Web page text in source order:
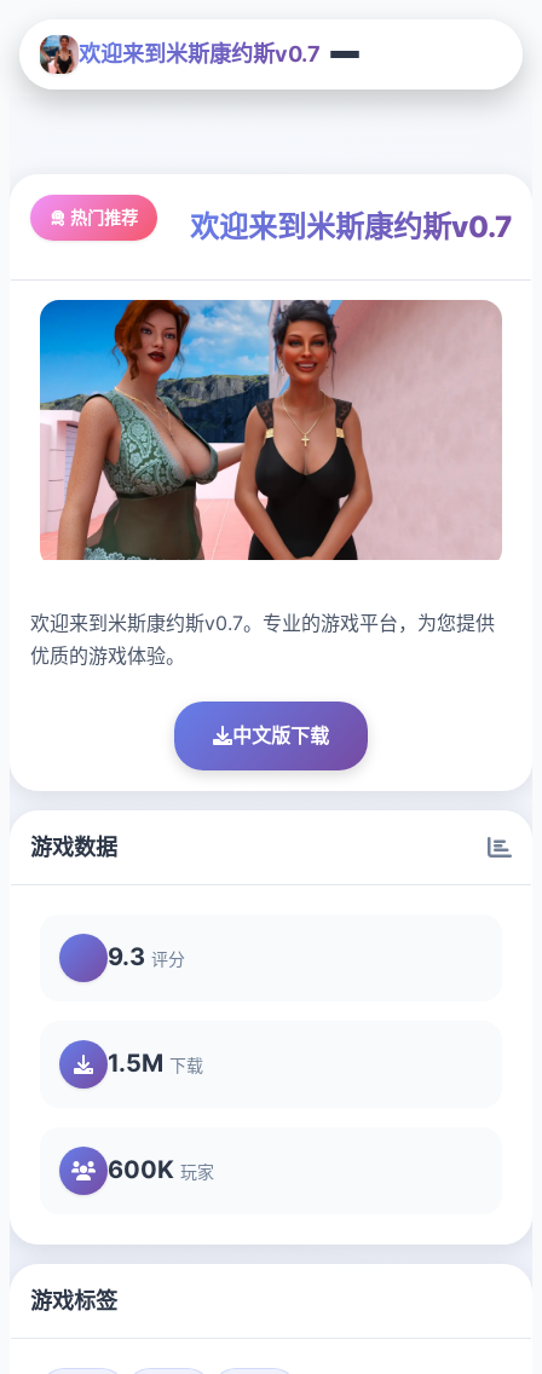
欢迎来到米斯康约斯v0.7
🛅 热门推荐 欢迎来到米斯康约斯v0.7
欢迎来到米斯康约斯v0.7。专业的游戏平台，为您提供
优质的游戏体验。
中文版下载
游戏数据
9.3 评分
1.5M 下载
600K 玩家
游戏标签